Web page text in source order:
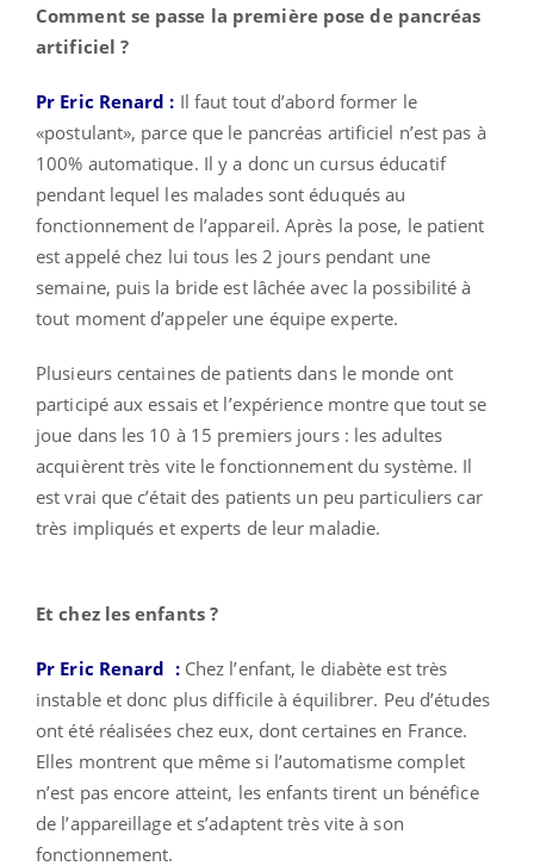
Comment se passe la première pose de pancréas
artificiel ?
Pr Eric Renard : Il faut tout d’abord former le
«postulant», parce que le pancréas artificiel n’est pas à
100% automatique. Il y a donc un cursus éducatif
pendant lequel les malades sont éduqués au
fonctionnement de l’appareil. Après la pose, le patient
est appelé chez lui tous les 2 jours pendant une
semaine, puis la bride est lâchée avec la possibilité à
tout moment d’appeler une équipe experte.
Plusieurs centaines de patients dans le monde ont
participé aux essais et l’expérience montre que tout se
joue dans les 10 à 15 premiers jours : les adultes
acquièrent très vite le fonctionnement du système. Il
est vrai que c’était des patients un peu particuliers car
très impliqués et experts de leur maladie.
Et chez les enfants ?
Pr Eric Renard :Chez l’enfant, le diabète est très
instable et donc plus difficile à équilibrer. Peu d’études
ont été réalisées chez eux, dont certaines en France.
Elles montrent que même si l’automatisme complet
n’est pas encore atteint, les enfants tirent un bénéfice
de l’appareillage et s’adaptent très vite à son
fonctionnement.